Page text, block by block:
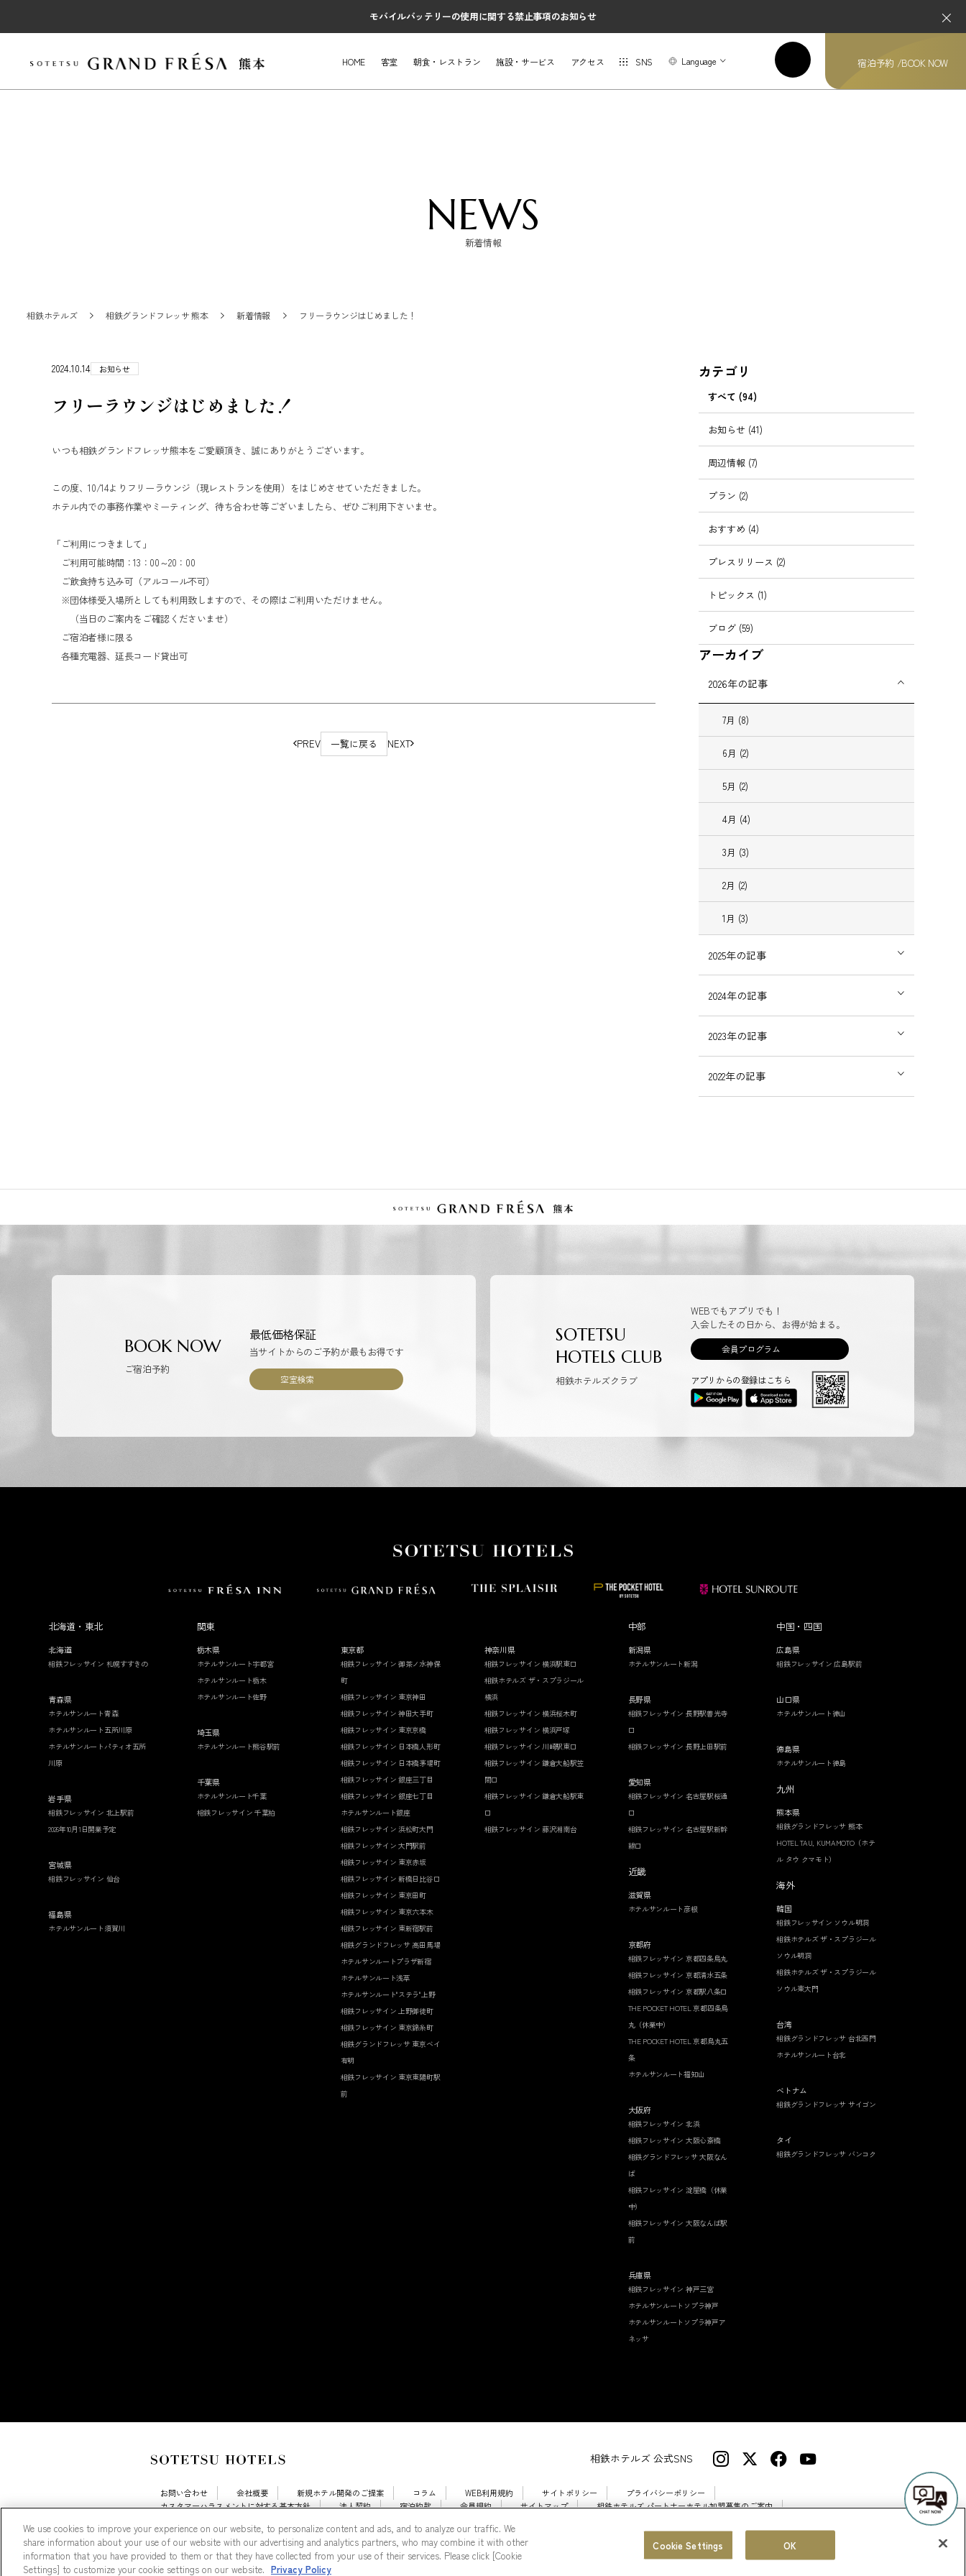
モバイルバッテリーの使用に関する禁止事項のお知らせ
HOME 客室 朝食・レストラン 施設・サービス アクセス SNS Language 宿泊予約 /BOOK NOW
NEWS
新着情報
相鉄ホテルズ 相鉄グランドフレッサ 熊本 新着情報 フリーラウンジはじめました！
2024.10.14 お知らせ
フリーラウンジはじめました！
いつも相鉄グランドフレッサ熊本をご愛顧頂き、誠にありがとうございます。
この度、10/14よりフリーラウンジ（現レストランを使用）をはじめさせていただきました。
ホテル内での事務作業やミーティング、待ち合わせ等ございましたら、ぜひご利用下さいませ。
「ご利用につきまして」
ご利用可能時間：13：00～20：00
ご飲食持ち込み可（アルコール不可）
※団体様受入場所としても利用致しますので、その際はご利用いただけません。
（当日のご案内をご確認くださいませ）
ご宿泊者様に限る
各種充電器、延長コード貸出可
PREV 一覧に戻る NEXT
カテゴリ
すべて (94)
お知らせ (41)
周辺情報 (7)
プラン (2)
おすすめ (4)
プレスリリース (2)
トピックス (1)
ブログ (59)
アーカイブ
2026年の記事
7月 (8)
6月 (2)
5月 (2)
4月 (4)
3月 (3)
2月 (2)
1月 (3)
2025年の記事
2024年の記事
2023年の記事
2022年の記事
BOOK NOW
ご宿泊予約
最低価格保証
当サイトからのご予約が最もお得です
空室検索
SOTETSU
HOTELS CLUB
相鉄ホテルズクラブ
WEBでもアプリでも！
入会したその日から、お得が始まる。
会員プログラム
アプリからの登録はこちら
北海道・東北
北海道
相鉄フレッサイン 札幌すすきの
青森県
ホテルサンルート青森
ホテルサンルート五所川原
ホテルサンルートパティオ五所
川原
岩手県
相鉄フレッサイン 北上駅前
2026年10月1日開業予定
宮城県
相鉄フレッサイン 仙台
福島県
ホテルサンルート須賀川
関東
栃木県
ホテルサンルート宇都宮
ホテルサンルート栃木
ホテルサンルート佐野
埼玉県
ホテルサンルート熊谷駅前
千葉県
ホテルサンルート千葉
相鉄フレッサイン 千葉柏
東京都
相鉄フレッサイン 御茶ノ水神保
町
相鉄フレッサイン 東京神田
相鉄フレッサイン 神田大手町
相鉄フレッサイン 東京京橋
相鉄フレッサイン 日本橋人形町
相鉄フレッサイン 日本橋茅場町
相鉄フレッサイン 銀座三丁目
相鉄フレッサイン 銀座七丁目
ホテルサンルート銀座
相鉄フレッサイン 浜松町大門
相鉄フレッサイン 大門駅前
相鉄フレッサイン 東京赤坂
相鉄フレッサイン 新橋日比谷口
相鉄フレッサイン 東京田町
相鉄フレッサイン 東京六本木
相鉄フレッサイン 東新宿駅前
相鉄グランドフレッサ 高田馬場
ホテルサンルートプラザ新宿
ホテルサンルート浅草
ホテルサンルート"ステラ"上野
相鉄フレッサイン 上野御徒町
相鉄フレッサイン 東京錦糸町
相鉄グランドフレッサ 東京ベイ
有明
相鉄フレッサイン 東京東陽町駅
前
神奈川県
相鉄フレッサイン 横浜駅東口
相鉄ホテルズ ザ・スプラジール
横浜
相鉄フレッサイン 横浜桜木町
相鉄フレッサイン 横浜戸塚
相鉄フレッサイン 川崎駅東口
相鉄フレッサイン 鎌倉大船駅笠
間口
相鉄フレッサイン 鎌倉大船駅東
口
相鉄フレッサイン 藤沢湘南台
中部
新潟県
ホテルサンルート新潟
長野県
相鉄フレッサイン 長野駅善光寺
口
相鉄フレッサイン 長野上田駅前
愛知県
相鉄フレッサイン 名古屋駅桜通
口
相鉄フレッサイン 名古屋駅新幹
線口
近畿
滋賀県
ホテルサンルート彦根
京都府
相鉄フレッサイン 京都四条烏丸
相鉄フレッサイン 京都清水五条
相鉄フレッサイン 京都駅八条口
THE POCKET HOTEL 京都四条烏
丸（休業中）
THE POCKET HOTEL 京都烏丸五
条
ホテルサンルート福知山
大阪府
相鉄フレッサイン 北浜
相鉄フレッサイン 大阪心斎橋
相鉄グランドフレッサ 大阪なん
ば
相鉄フレッサイン 淀屋橋（休業
中）
相鉄フレッサイン 大阪なんば駅
前
兵庫県
相鉄フレッサイン 神戸三宮
ホテルサンルートソプラ神戸
ホテルサンルートソプラ神戸ア
ネッサ
中国・四国
広島県
相鉄フレッサイン 広島駅前
山口県
ホテルサンルート徳山
徳島県
ホテルサンルート徳島
九州
熊本県
相鉄グランドフレッサ 熊本
HOTEL TAU, KUMAMOTO（ホテ
ル タウ クマモト）
海外
韓国
相鉄フレッサイン ソウル明洞
相鉄ホテルズ ザ・スプラジール
ソウル明洞
相鉄ホテルズ ザ・スプラジール
ソウル東大門
台湾
相鉄グランドフレッサ 台北西門
ホテルサンルート台北
ベトナム
相鉄グランドフレッサ サイゴン
タイ
相鉄グランドフレッサ バンコク
相鉄ホテルズ 公式SNS
お問い合わせ 会社概要 新規ホテル開発のご提案 コラム WEB利用規約 サイトポリシー
プライバシーポリシー
カスタマーハラスメントに対する基本方針
法人契約 宿泊約款 会員規約 サイトマップ
相鉄ホテルズ パートナーホテル加盟募集のご案内
© Sotetsu Hotel Management CO., LTD.
We use cookies to improve your experience on our website, to personalize content and ads, and to analyze our traffic. We
share information about your use of our website with our advertising and analytics partners, who may combine it with other
information that you have provided to them or that they have collected from your use of their services. Please click [Cookie
Settings] to customize your cookie settings on our website. Privacy Policy
Cookie Settings OK